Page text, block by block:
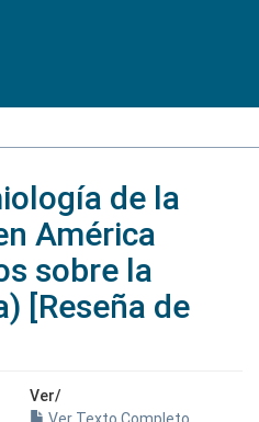
de la
América
sobre la
[Reseña de
Ver/